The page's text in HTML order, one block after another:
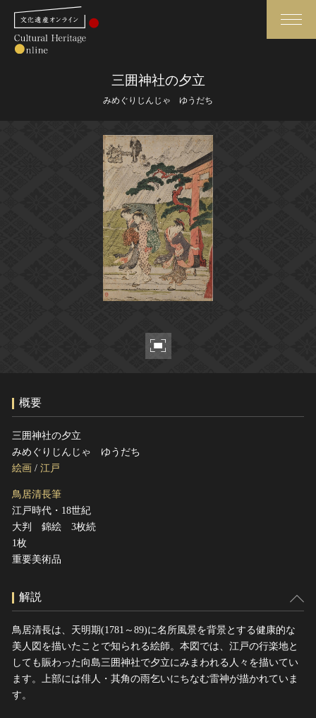
さらに詳細検索
世界遺産と無形文化遺産
全国の美術館・博物館
媒体資料・関連記事等
博物館、美術館の皆さまへ
文化庁よりご挨拶
今月のみどころ
お知らせ一覧
このサイトについて
サイトのご意見はこちら
文化遺産データベース
三囲神社の夕立
みめぐりじんじゃ ゆうだち
概要
三囲神社の夕立
みめぐりじんじゃ ゆうだち
絵画 / 江戸
鳥居清長筆
江戸時代・18世紀
大判 錦絵 3枚続
1枚
重要美術品
解説
鳥居清長は、天明期(1781～89)に名所風景を背景とする健康的な
美人図を描いたことで知られる絵師。本図では、江戸の行楽地と
しても賑わった向島三囲神社で夕立にみまわれる人々を描いてい
ます。上部には俳人・其角の雨乞いにちなむ雷神が描かれていま
す。